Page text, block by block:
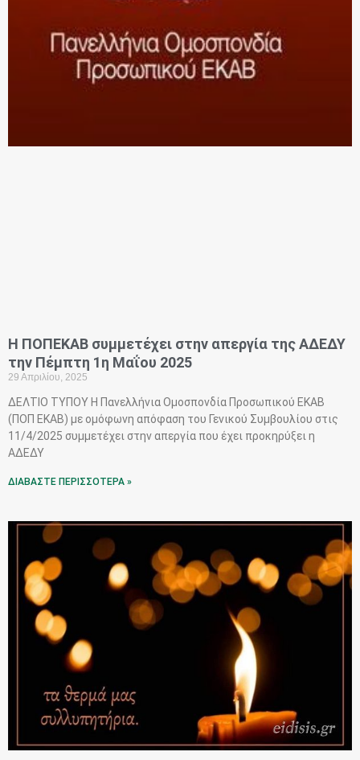
Η ΠΟΠΕΚΑΒ συμμετέχει στην απεργία της ΑΔΕΔΥ
την Πέμπτη 1η Μαΐου 2025
29 Απριλίου, 2025
ΔΕΛΤΙΟ ΤΥΠΟΥ Η Πανελλήνια Ομοσπονδία Προσωπικού ΕΚΑΒ
(ΠΟΠ ΕΚΑΒ) με ομόφωνη απόφαση του Γενικού Συμβουλίου στις
11/4/2025 συμμετέχει στην απεργία που έχει προκηρύξει η
ΑΔΕΔΥ
ΔΙΑΒΑΣΤΕ ΠΕΡΙΣΣΟΤΕΡΑ »